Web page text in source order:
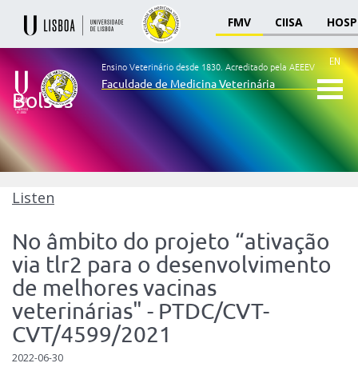
FMV CIISA
Ensino
Veterinário
desde
1830
Faculdade
de
Veterinária
EN
Ensino Veterinário desde 1830. Acreditado pela AEEEV
Faculdade de Medicina Veterinária
Bolsas
Listen
No âmbito do projeto “ativação
via tlr2 para o desenvolvimento
de melhores vacinas
veterinárias" - PTDC/CVT-
CVT/4599/2021
2022-06-30